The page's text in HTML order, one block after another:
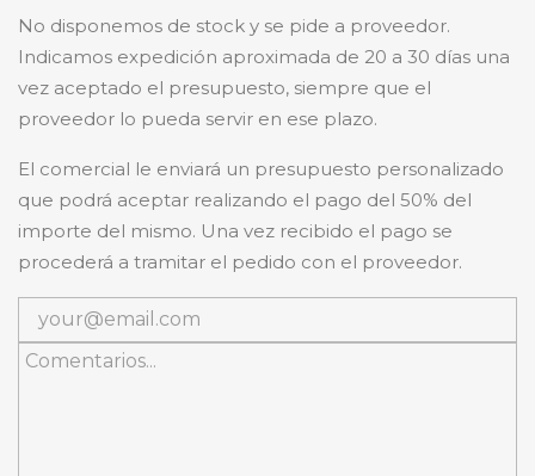
No disponemos de stock y se pide a proveedor.
Indicamos expedición aproximada de 20 a 30 días una
vez aceptado el presupuesto, siempre que el
proveedor lo pueda servir en ese plazo.
El comercial le enviará un presupuesto personalizado
que podrá aceptar realizando el pago del 50% del
importe del mismo. Una vez recibido el pago se
procederá a tramitar el pedido con el proveedor.